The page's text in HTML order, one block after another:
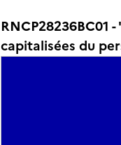
capitalisées du